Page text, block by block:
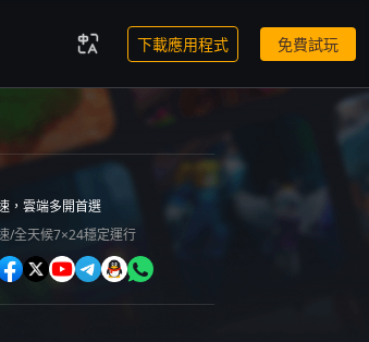
下載應用程式 免費試玩
，雲端多開首選
/全天候7×24穩定運行